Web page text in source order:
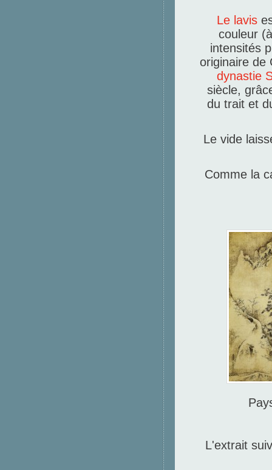
Le lavis
couleur
intensités
originaire de
dynastie
siècle,
du trait et
Le vide
Comme la
L'extrait